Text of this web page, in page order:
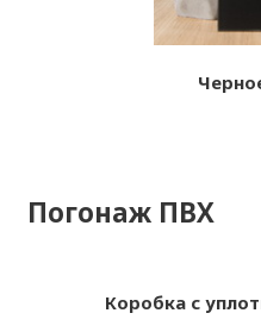
Погонаж ПВХ
Коробка с